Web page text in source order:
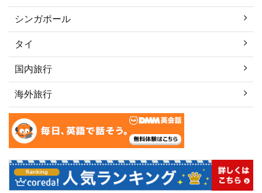
シンガポール
タイ
国内旅行
海外旅行